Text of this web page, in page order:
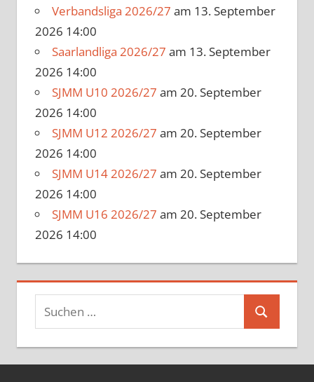
Verbandsliga 2026/27 am 13. September
2026 14:00
Saarlandliga 2026/27 am 13. September
2026 14:00
SJMM U10 2026/27 am 20. September
2026 14:00
SJMM U12 2026/27 am 20. September
2026 14:00
SJMM U14 2026/27 am 20. September
2026 14:00
SJMM U16 2026/27 am 20. September
2026 14:00
Suchen
nach:
Suchen